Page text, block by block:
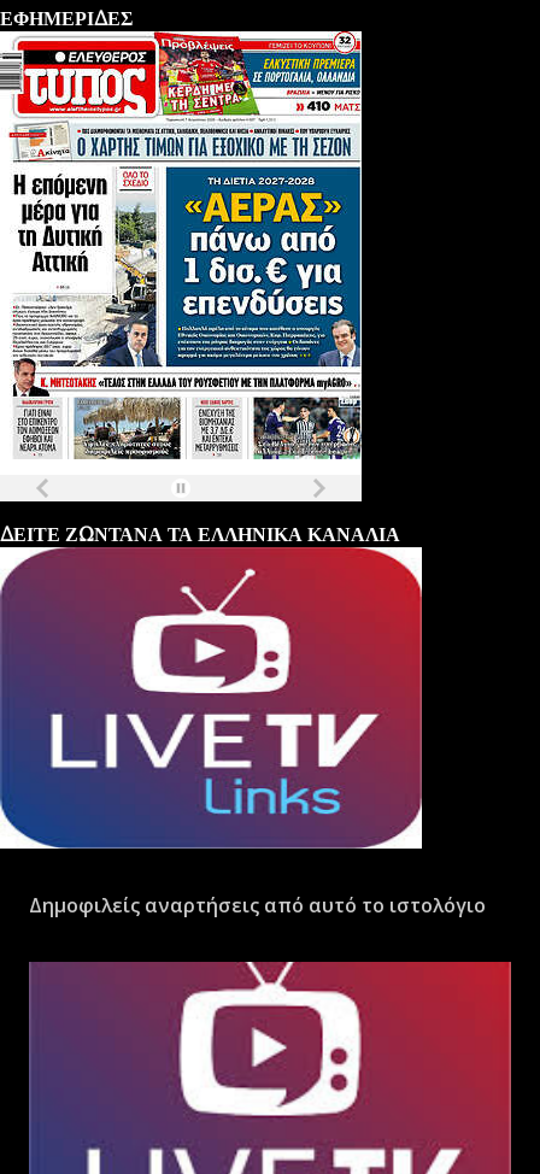
ΕΦΗΜΕΡΙΔΕΣ
ΔΕΙΤΕ ΖΩΝΤΑΝΑ ΤΑ ΕΛΛΗΝΙΚΑ ΚΑΝΑΛΙΑ
Δημοφιλείς αναρτήσεις από αυτό το ιστολόγιο